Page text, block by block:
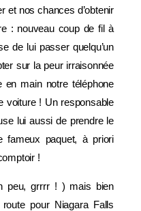
et nos chances d’obtenir
: nouveau coup de fil à
de lui passer quelqu’un
sur la peur irraisonnée
en main notre téléphone
voiture ! Un responsable
lui aussi de prendre le
fameux paquet, à priori
!
peu, grrrr ! ) mais bien
pour Niagara Falls